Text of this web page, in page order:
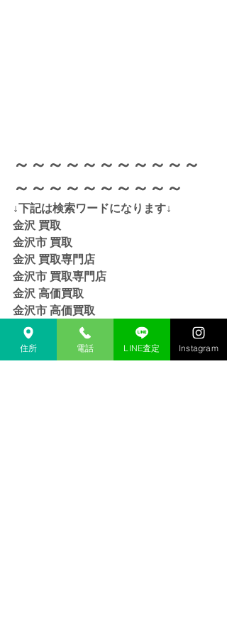
～～～～～～～～～～～
～～～～～～～～～～
↓下記は検索ワードになります↓
金沢 買取
金沢市 買取
金沢 買取専門店
金沢市 買取専門店
金沢 高価買取
金沢市 高価買取
金沢 リサイクルショップ
金沢市 リサイクルショップ
金沢 貴金属 買取
住所 電話 LINE査定 Instagram